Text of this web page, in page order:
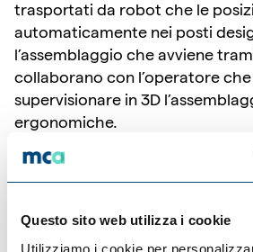
Questo sito web utilizza i cookie
Utilizziamo i cookie per
trasportati da robot che le
automaticamente nei posti
l’assemblaggio che avviene
collaborano con l’operatore
supervisionare in 3D
ergonomiche.